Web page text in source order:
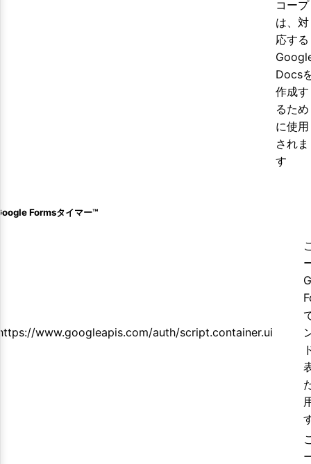
コープ
は、対
応する
Docs
作成す
るため
に使用
されま
す
Formsタイマー™️
www.googleapis.com/auth/script.container.ui